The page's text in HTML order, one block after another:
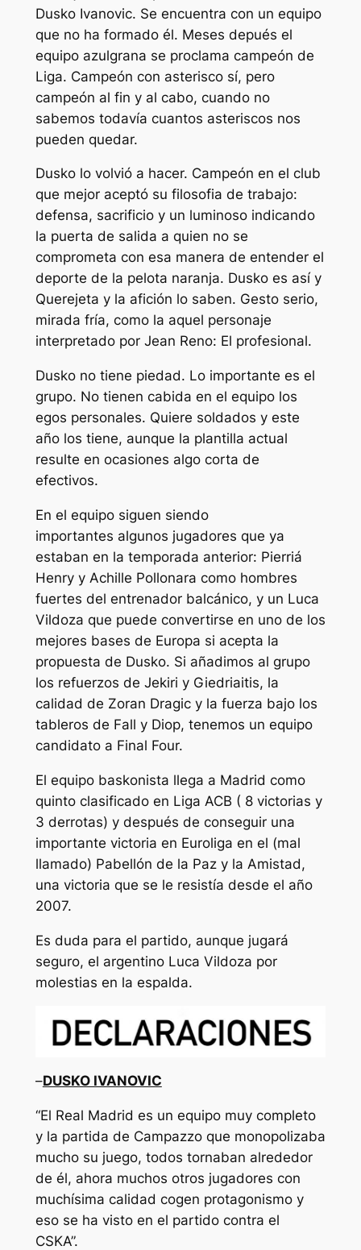
Dusko Ivanovic. Se encuentra con un equipo
que no ha formado él. Meses depués el
equipo azulgrana se proclama campeón de
Liga. Campeón con asterisco sí, pero
campeón al fin y al cabo, cuando no
sabemos todavía cuantos asteriscos nos
pueden quedar.
Dusko lo volvió a hacer. Campeón en el club
que mejor aceptó su filosofia de trabajo:
defensa, sacrificio y un luminoso indicando
la puerta de salida a quien no se
comprometa con esa manera de entender el
deporte de la pelota naranja. Dusko es así y
Querejeta y la afición lo saben. Gesto serio,
mirada fría, como la aquel personaje
interpretado por Jean Reno: El profesional.
Dusko no tiene piedad. Lo importante es el
grupo. No tienen cabida en el equipo los
egos personales. Quiere soldados y este
año los tiene, aunque la plantilla actual
resulte en ocasiones algo corta de
efectivos.
En el equipo siguen siendo
importantes algunos jugadores que ya
estaban en la temporada anterior: Pierriá
Henry y Achille Pollonara como hombres
fuertes del entrenador balcánico, y un Luca
Vildoza que puede convertirse en uno de los
mejores bases de Europa si acepta la
propuesta de Dusko. Si añadimos al grupo
los refuerzos de Jekiri y Giedriaitis, la
calidad de Zoran Dragic y la fuerza bajo los
tableros de Fall y Diop, tenemos un equipo
candidato a Final Four.
El equipo baskonista llega a Madrid como
quinto clasificado en Liga ACB ( 8 victorias y
3 derrotas) y después de conseguir una
importante victoria en Euroliga en el (mal
llamado) Pabellón de la Paz y la Amistad,
una victoria que se le resistía desde el año
2007.
Es duda para el partido, aunque jugará
seguro, el argentino Luca Vildoza por
molestias en la espalda.
–DUSKO IVANOVIC
“El Real Madrid es un equipo muy completo
y la partida de Campazzo que monopolizaba
mucho su juego, todos tornaban alrededor
de él, ahora muchos otros jugadores con
muchísima calidad cogen protagonismo y
eso se ha visto en el partido contra el
CSKA”.